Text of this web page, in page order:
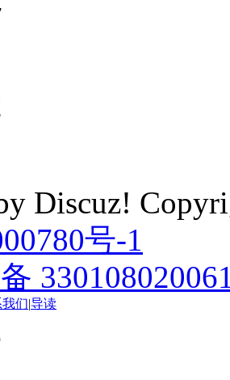
Discuz!
号-1
们|导读